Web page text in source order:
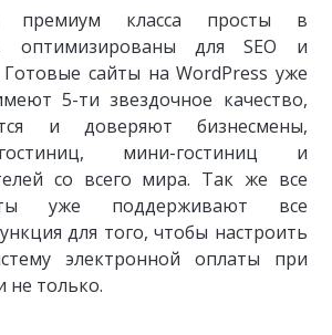
премиум класса просты в
оптимизированы для SEO и
Готовые сайты на WordPress уже
5-ти звездочное качество,
и доверяют бизнесмены,
мини-гостиниц и
со всего мира. Так же все
уже поддерживают все
для того, чтобы настроить
электронной оплаты при
не только.